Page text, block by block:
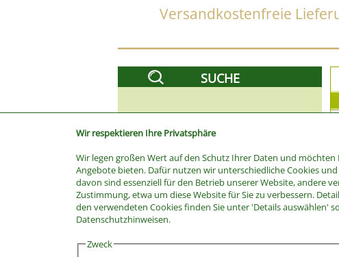
Wir respektieren Ihre Privatsphäre
Wir legen großen Wert auf den Schutz Ihrer Daten und möchten
Angebote bieten. Dafür nutzen wir unterschiedliche Cookies und
davon sind essenziell für den Betrieb unserer Website, andere
Zustimmung, etwa um diese Website für Sie zu verbessern.
den verwendeten Cookies finden Sie unter 'Details auswählen'
Datenschutzhinweisen.
Zweck
Versandkostenfreie
SUCHE
Stichwort